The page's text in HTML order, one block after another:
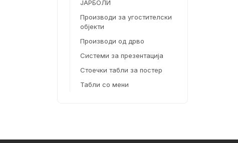
ЈАРБОЛИ
Производи за угостителски
објекти
Производи од дрво
Системи за презентација
Стоечки табли за постер
Табли со мени